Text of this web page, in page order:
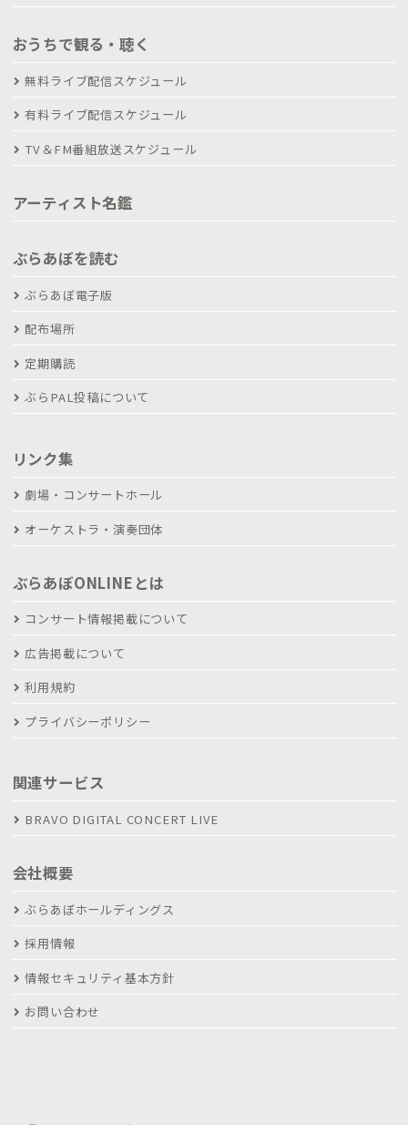
おうちで観る・聴く
無料ライブ配信スケジュール
有料ライブ配信スケジュール
TV＆FM番組放送スケジュール
アーティスト名鑑
ぶらあぼを読む
ぶらあぼ電子版
配布場所
定期購読
ぶらPAL投稿について
リンク集
劇場・コンサートホール
オーケストラ・演奏団体
ぶらあぼONLINEとは
コンサート情報掲載について
広告掲載について
利用規約
プライバシーポリシー
関連サービス
BRAVO DIGITAL CONCERT LIVE
会社概要
ぶらあぼホールディングス
採用情報
情報セキュリティ基本方針
お問い合わせ